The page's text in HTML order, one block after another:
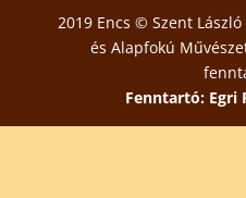
2019 Encs © Szent
és Alapfokú
Fenntartó: Egri